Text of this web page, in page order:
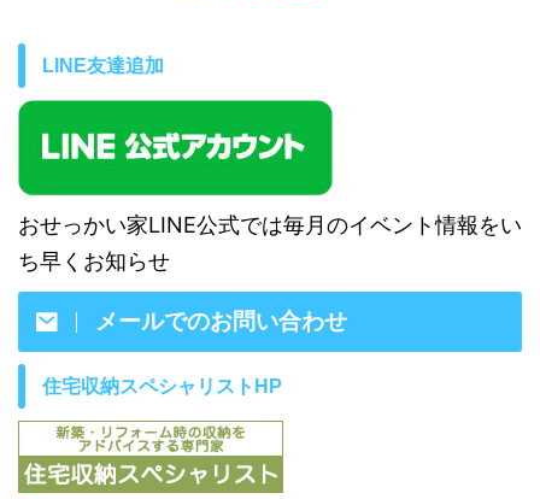
LINE友達追加
おせっかい家LINE公式では毎月のイベント情報をい
ち早くお知らせ
メールでのお問い合わせ
住宅収納スペシャリストHP